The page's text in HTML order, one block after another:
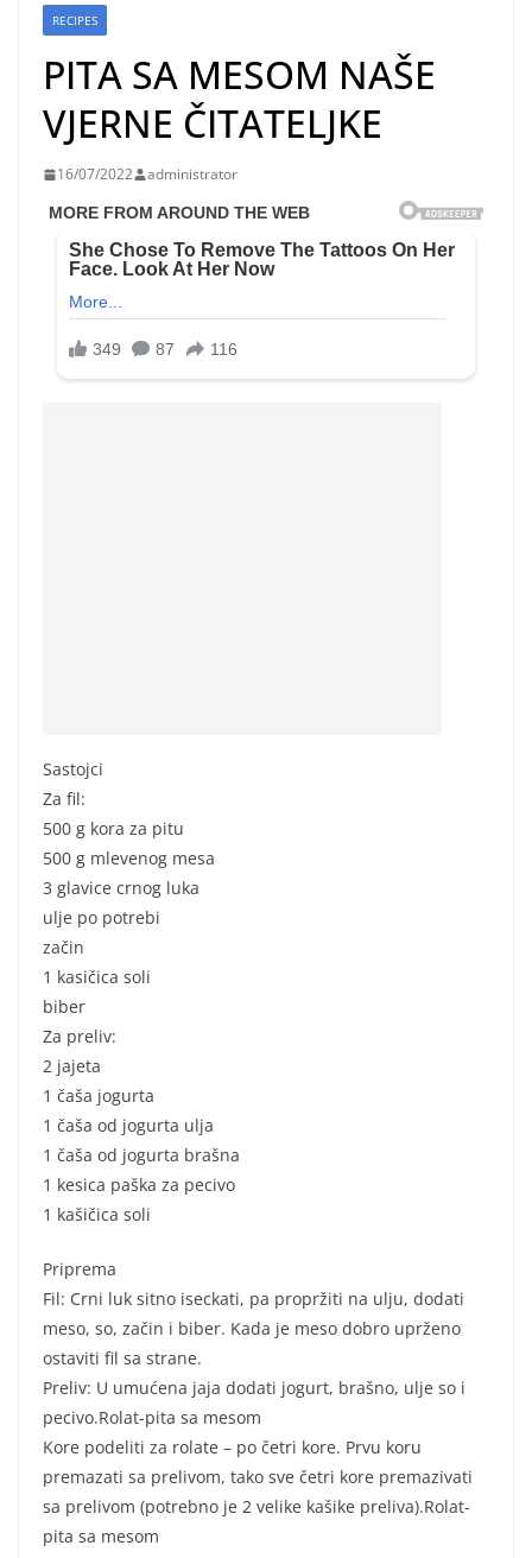
RECIPES
PITA SA MESOM NAŠE
VJERNE ČITATELJKE
16/07/2022 administrator
Sastojci
Za fil:
500 g kora za pitu
500 g mlevenog mesa
3 glavice crnog luka
ulje po potrebi
začin
1 kasičica soli
biber
Za preliv:
2 jajeta
1 čaša jogurta
1 čaša od jogurta ulja
1 čaša od jogurta brašna
1 kesica paška za pecivo
1 kašičica soli
Priprema
Fil: Crni luk sitno iseckati, pa propržiti na ulju, dodati
meso, so, začin i biber. Kada je meso dobro uprženo
ostaviti fil sa strane.
Preliv: U umućena jaja dodati jogurt, brašno, ulje so i
pecivo.Rolat-pita sa mesom
Kore podeliti za rolate – po četri kore. Prvu koru
premazati sa prelivom, tako sve četri kore premazivati
sa prelivom (potrebno je 2 velike kašike preliva).Rolat-
pita sa mesom